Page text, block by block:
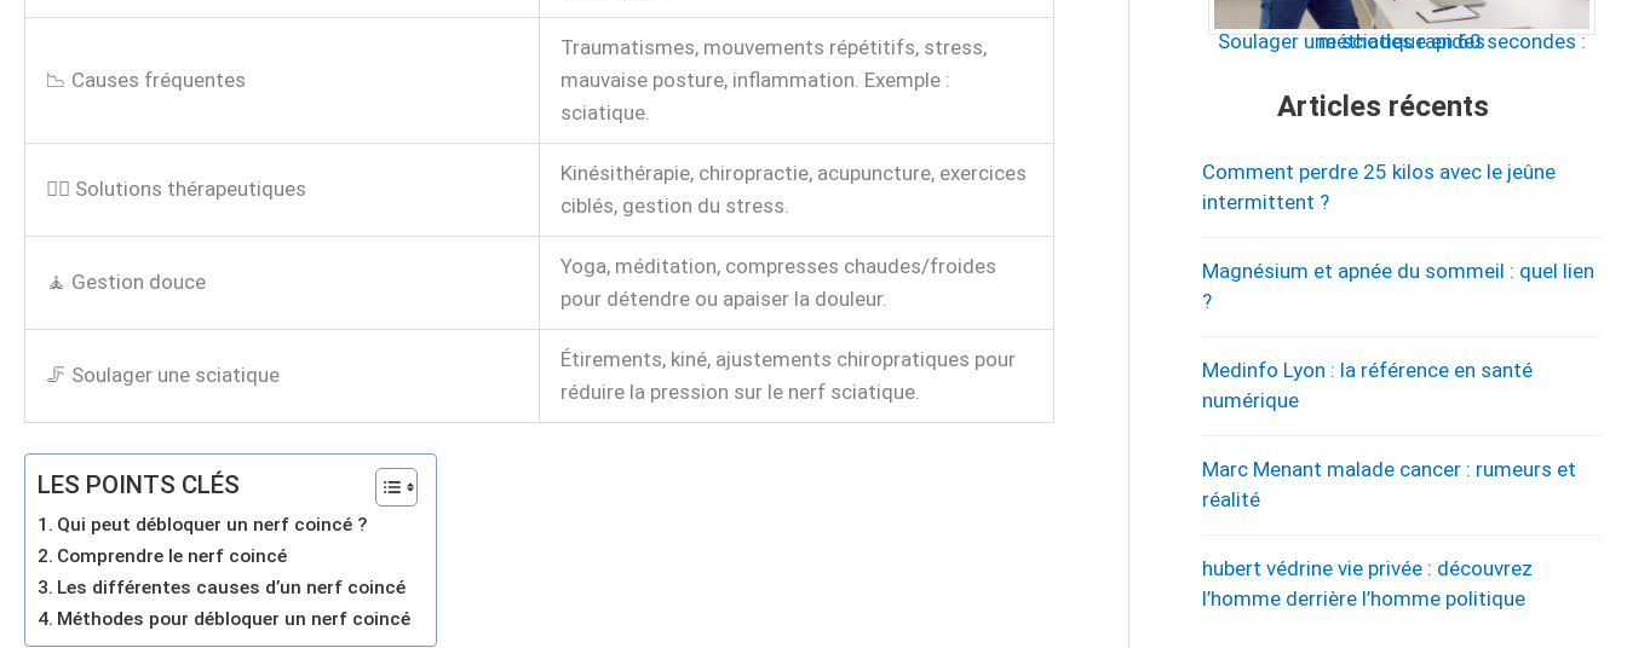
📉 Causes fréquentes
Traumatismes, mouvements répétitifs, stress,
mauvaise posture, inflammation. Exemple :
sciatique.
🏃‍♂️ Solutions thérapeutiques
Kinésithérapie, chiropractie, acupuncture, exercices
ciblés, gestion du stress.
🧘 Gestion douce
Yoga, méditation, compresses chaudes/froides
pour détendre ou apaiser la douleur.
🦵 Soulager une sciatique
Étirements, kiné, ajustements chiropratiques pour
réduire la pression sur le nerf sciatique.
LES POINTS CLÉS
Qui peut débloquer un nerf coincé ?
Comprendre le nerf coincé
Les différentes causes d’un nerf coincé
Méthodes pour débloquer un nerf coincé
Soulager une sciatique en 60 secondes : méthodes rapides
Articles récents
Comment perdre 25 kilos avec le jeûne
intermittent ?
Magnésium et apnée du sommeil : quel lien
?
Medinfo Lyon : la référence en santé
numérique
Marc Menant malade cancer : rumeurs et
réalité
hubert védrine vie privée : découvrez
l’homme derrière l’homme politique